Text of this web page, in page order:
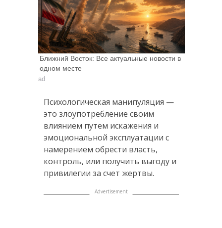
Ближний Восток: Все актуальные новости в
одном месте
ad
Психологическая манипуляция —
это злоупотребление своим
влиянием путем искажения и
эмоциональной эксплуатации с
намерением обрести власть,
контроль, или получить выгоду и
привилегии за счет жертвы.